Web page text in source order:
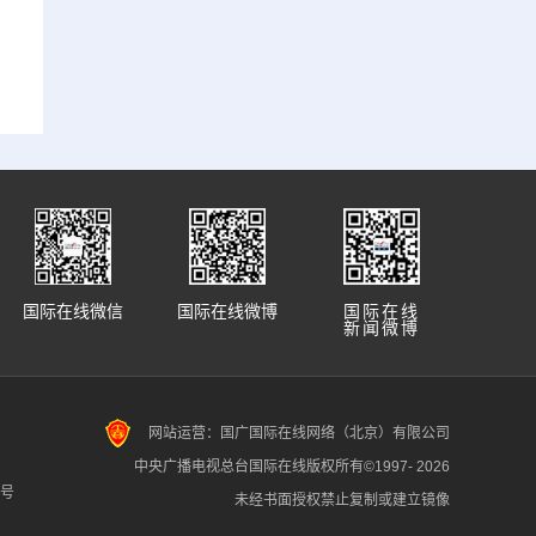
国际在线
新闻微博
国际在线微博
国际在线微信
网站运营：国广国际在线网络（北京）有限公司
中央广播电视总台国际在线版权所有©1997- 2026
未经书面授权禁止复制或建立镜像